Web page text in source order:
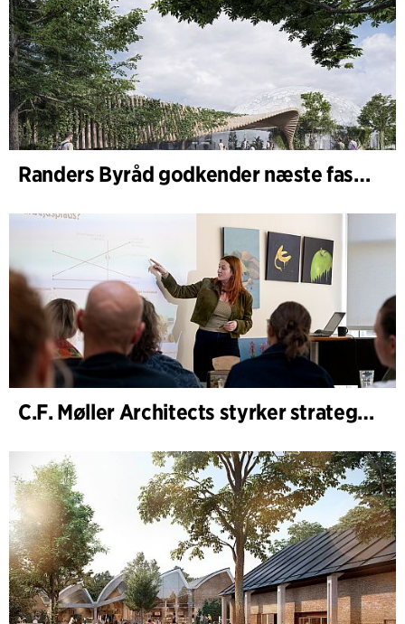
Randers Byråd godkender næste fase af udvidelsen af Randers Regnskov
C.F. Møller Architects styrker strategisk rådgivning i de tidlige faser